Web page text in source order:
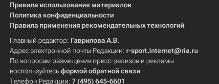
Правила использования материалов
Политика конфиденциальности
Правила применения рекомендательных технологий
Главный редактор: Гаврилова А.В.
Адрес электронной почты Редакции: r-sport.internet@ria.ru
По вопросам размещения пресс-релизов и рекламы
воспользуйтесьформой обратной связи
Телефон Редакции: 7 (495) 645-6601